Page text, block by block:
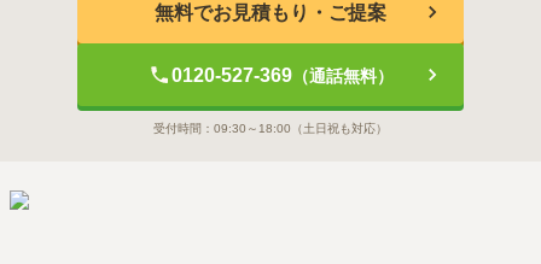
無料でお見積もり・ご提案
0120-527-369（通話無料）
受付時間： 09:30～18:00 （土日祝も対応）